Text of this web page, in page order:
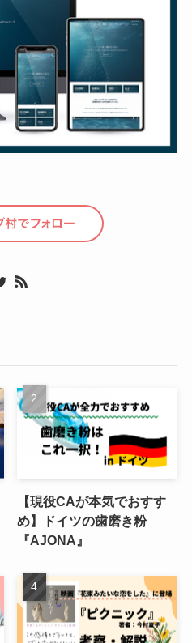
【現役CAが本気でおすす
め】ドイツの歯磨き粉
『AJONA』